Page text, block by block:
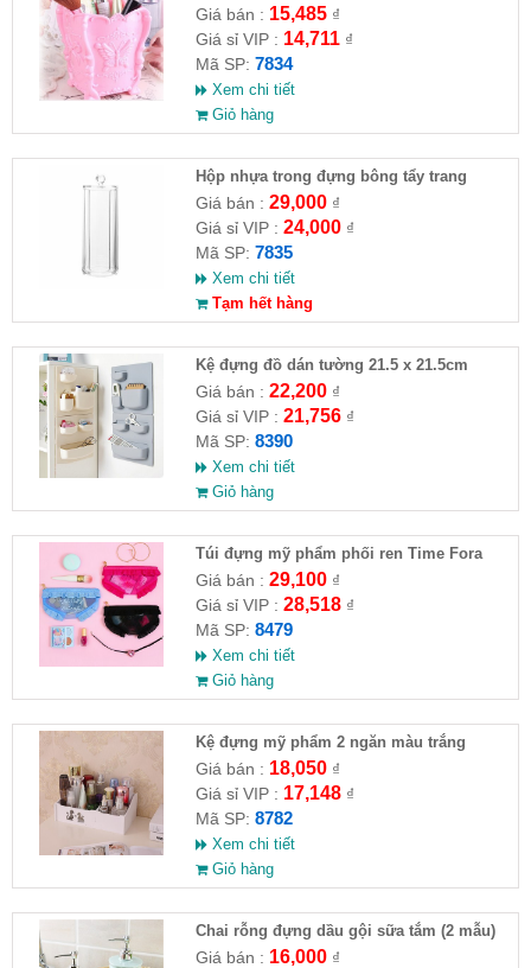
bướm (3 màu)
Giá bán : 15,485₫
Giá sỉ VIP : 14,711₫
Mã SP: 7834
Xem chi tiết
Giỏ hàng
Hộp nhựa trong đựng bông tẩy trang
Giá bán : 29,000₫
Giá sỉ VIP : 24,000₫
Mã SP: 7835
Xem chi tiết
Tạm hết hàng
Kệ đựng đồ dán tường 21.5 x 21.5cm
Giá bán : 22,200₫
Giá sỉ VIP : 21,756₫
Mã SP: 8390
Xem chi tiết
Giỏ hàng
Túi đựng mỹ phẩm phối ren Time Fora
Giá bán : 29,100₫
Giá sỉ VIP : 28,518₫
Mã SP: 8479
Xem chi tiết
Giỏ hàng
Kệ đựng mỹ phẩm 2 ngăn màu trắng
Giá bán : 18,050₫
Giá sỉ VIP : 17,148₫
Mã SP: 8782
Xem chi tiết
Giỏ hàng
Chai rỗng đựng dầu gội sữa tắm (2 mẫu)
Giá bán : 16,000₫